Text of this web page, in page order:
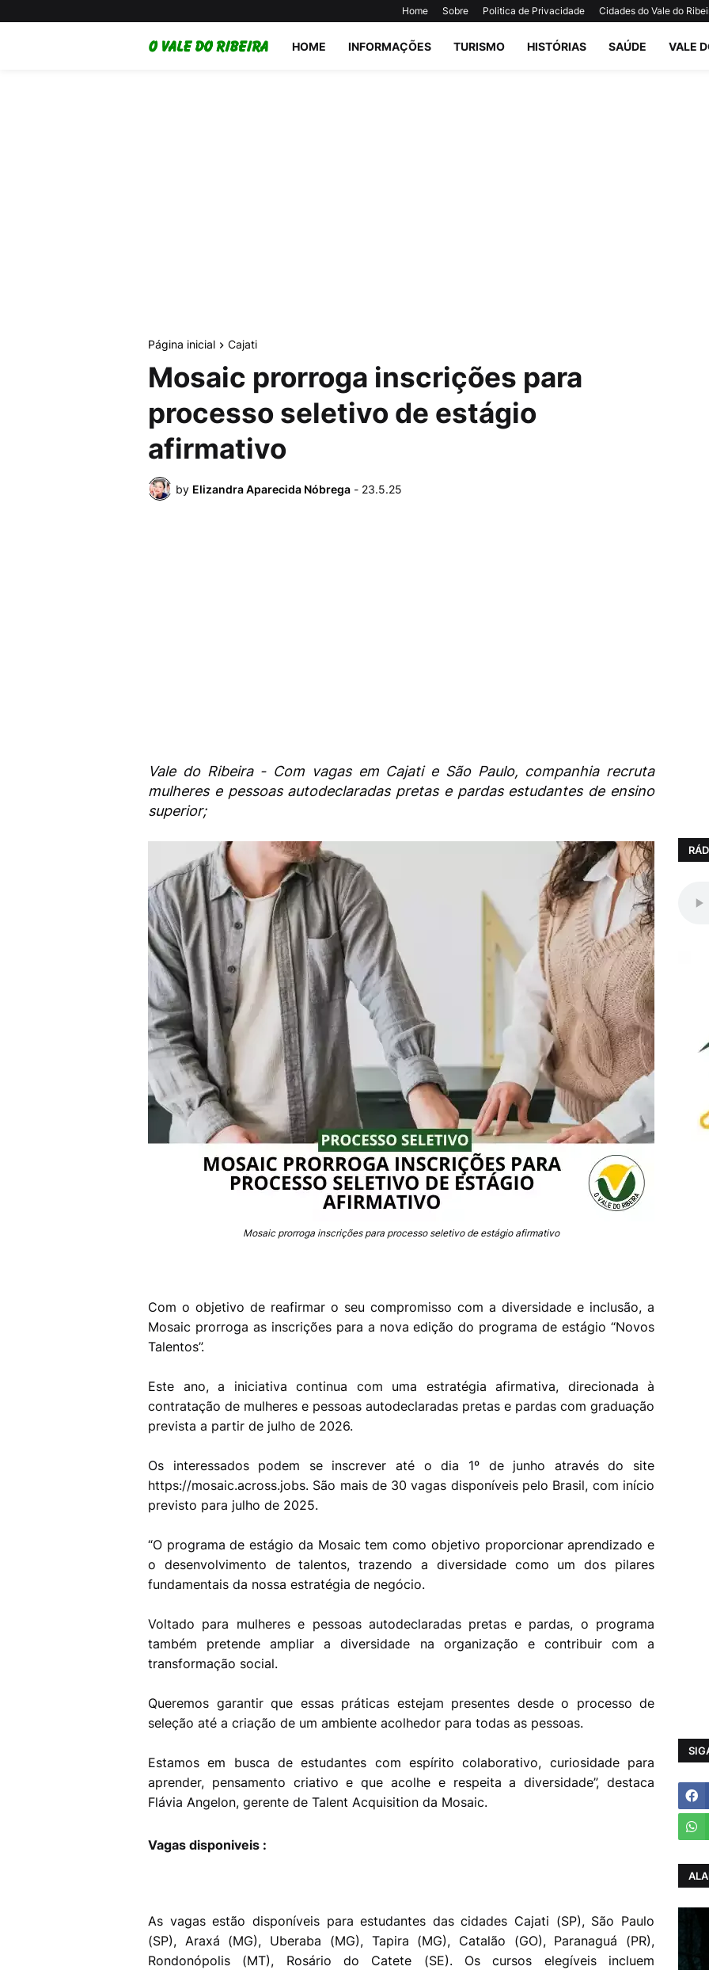
Home Sobre Politica de Privacidade Cidades do Vale do
HOME INFORMAÇÕES TURISMO HISTÓRIAS SAÚDE VALE
Página inicial Cajati
Mosaic prorroga inscrições para
processo seletivo de estágio
afirmativo
by Elizandra Aparecida Nóbrega - 23.5.25
Vale do Ribeira - Com vagas em Cajati e São Paulo, companhia recruta
mulheres e pessoas autodeclaradas pretas e pardas estudantes de ensino
superior;
Mosaic prorroga inscrições para processo seletivo de estágio afirmativo
Com o objetivo de reafirmar o seu compromisso com a diversidade e inclusão, a
Mosaic prorroga as inscrições para a nova edição do programa de estágio “Novos
Talentos”.
Este ano, a iniciativa continua com uma estratégia afirmativa, direcionada à
contratação de mulheres e pessoas autodeclaradas pretas e pardas com graduação
prevista a partir de julho de 2026.
Os interessados podem se inscrever até o dia 1º de junho através do site
https://mosaic.across.jobs. São mais de 30 vagas disponíveis pelo Brasil, com início
previsto para julho de 2025.
“O programa de estágio da Mosaic tem como objetivo proporcionar aprendizado e
o desenvolvimento de talentos, trazendo a diversidade como um dos pilares
fundamentais da nossa estratégia de negócio.
Voltado para mulheres e pessoas autodeclaradas pretas e pardas, o programa
também pretende ampliar a diversidade na organização e contribuir com a
transformação social.
Queremos garantir que essas práticas estejam presentes desde o processo de
seleção até a criação de um ambiente acolhedor para todas as pessoas.
Estamos em busca de estudantes com espírito colaborativo, curiosidade para
aprender, pensamento criativo e que acolhe e respeita a diversidade”, destaca
Flávia Angelon, gerente de Talent Acquisition da Mosaic.
Vagas disponiveis :
As vagas estão disponíveis para estudantes das cidades Cajati (SP), São Paulo
(SP), Araxá (MG), Uberaba (MG), Tapira (MG), Catalão (GO), Paranaguá (PR),
Rondonópolis (MT), Rosário do Catete (SE). Os cursos elegíveis incluem